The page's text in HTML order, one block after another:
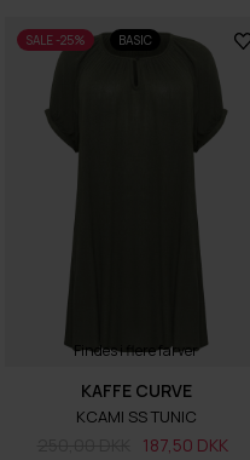
SALE -25% BASIC
Findes i flere farver
KAFFE CURVE
KCAMI SS TUNIC
187,50 DKK